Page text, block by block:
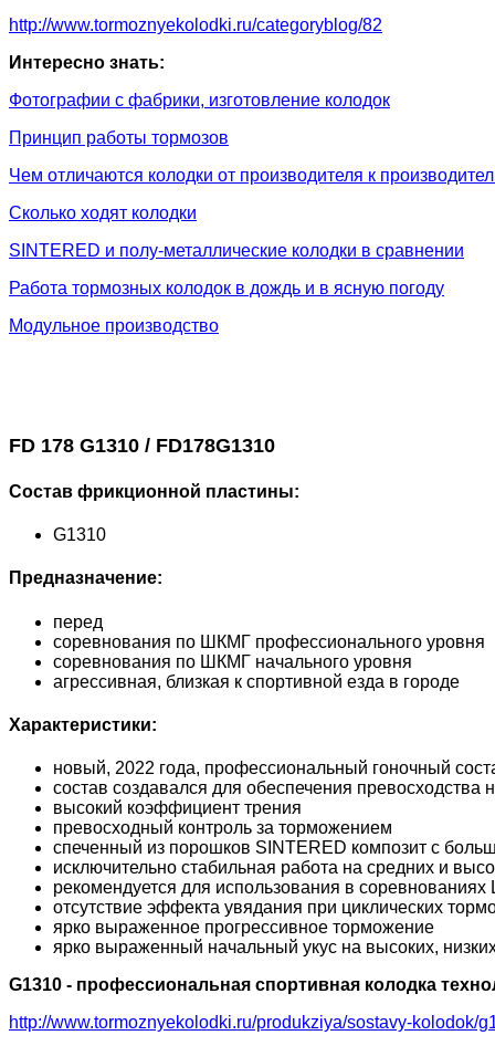
http://www.tormoznyekolodki.ru/categoryblog/82
Интересно знать:
Фотографии с фабрики, изготовление колодок
Принцип работы тормозов
Чем отличаются колодки от производителя к
Сколько ходят колодки
SINTERED и полу-металлические колодки в сравнении
Работа тормозных колодок в дождь и в ясную погоду
Модульное производство
FD 178 G1310 / FD178G1310
Состав фрикционной пластины:
G1310
Предназначение:
перед
соревнования по ШКМГ профессионального уровня
соревнования по ШКМГ начального уровня
агрессивная, близкая к спортивной езда в городе
Характеристики:
новый, 2022 года, профессиональный гоночный
состав создавался для обеспечения превосходства
высокий коэффициент трения
превосходный контроль за торможением
спеченный из порошков SINTERED композит с
исключительно стабильная работа на средних и
рекомендуется для использования в
отсутствие эффекта увядания при циклических
ярко выраженное прогрессивное торможение
ярко выраженный начальный укус на высоких,
G1310 - профессиональная спортивная колодка
http://www.tormoznyekolodki.ru/produkziya/sostavy-kolodok/